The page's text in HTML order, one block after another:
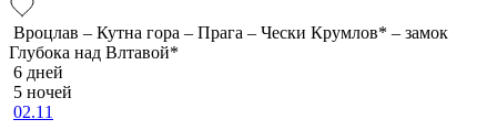
Вроцлав – Кутна гора – Прага – Чески Крумлов* – замок
Глубока над Влтавой*
6 дней
5 ночей
02.11